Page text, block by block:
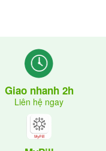
Giao nhanh 2h
Liên hệ ngay